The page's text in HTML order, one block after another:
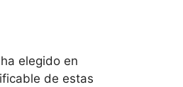
elegido en
de estas